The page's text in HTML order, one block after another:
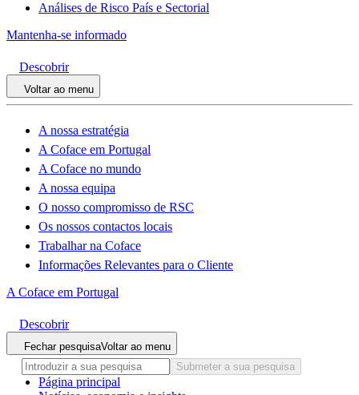
Análises de Risco País e Sectorial
Mantenha-se informado
Descobrir
Voltar ao menu
A nossa estratégia
A Coface em Portugal
A Coface no mundo
A nossa equipa
O nosso compromisso de RSC
Os nossos contactos locais
Trabalhar na Coface
Informações Relevantes para o Cliente
A Coface em Portugal
Descobrir
Fechar pesquisaVoltar ao menu
Submeter a sua pesquisa
Página principal